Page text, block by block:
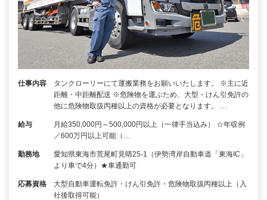
仕事内容
タンクローリーにて運搬業務をお願いいたします。 ※主に近
距離・中距離配送 ※危険物を運ぶため、大型・けん引免許の
他に危険物取扱丙種以上の資格が必要となります。 …
給与
月給350,000円～500,000円以上（一律手当込み） ☆年収例
／600万円以上可能（…
勤務地
愛知県東海市荒尾町見晴25-1（伊勢湾岸自動車道「東海IC」
より車で4分）★車通勤可
応募資格
大型自動車運転免許・けん引免許・危険物取扱丙種以上（入
社後取得可能）